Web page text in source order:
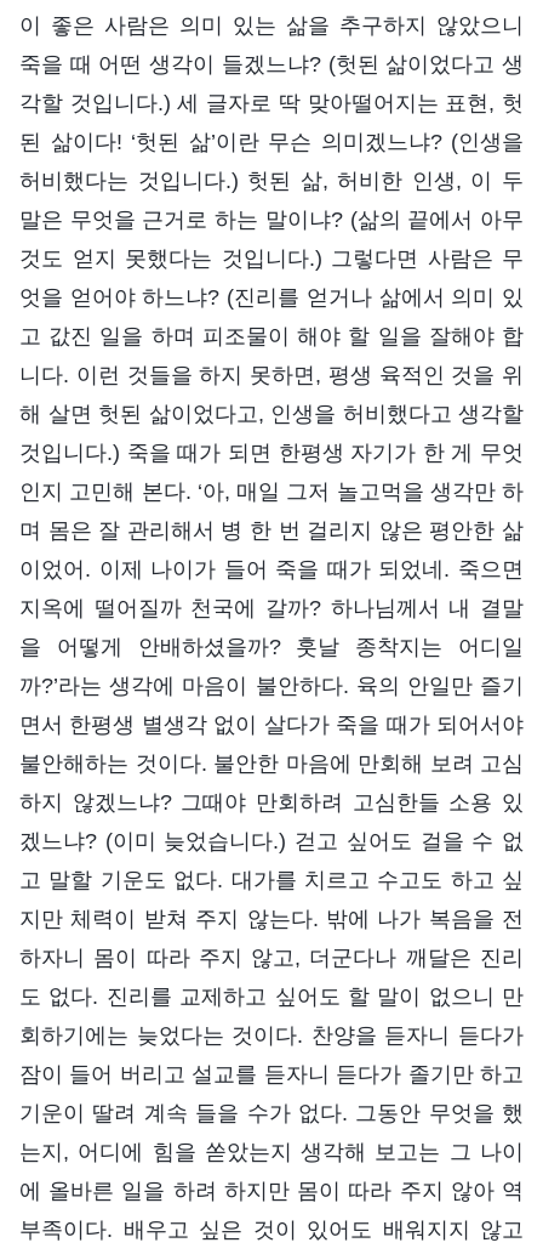
이 좋은 사람은 의미 있는 삶을 추구하지 않았으니
죽을 때 어떤 생각이 들겠느냐? (헛된 삶이었다고 생
각할 것입니다.) 세 글자로 딱 맞아떨어지는 표현, 헛
된 삶이다! ‘헛된 삶’이란 무슨 의미겠느냐? (인생을
허비했다는 것입니다.) 헛된 삶, 허비한 인생, 이 두
말은 무엇을 근거로 하는 말이냐? (삶의 끝에서 아무
것도 얻지 못했다는 것입니다.) 그렇다면 사람은 무
엇을 얻어야 하느냐? (진리를 얻거나 삶에서 의미 있
고 값진 일을 하며 피조물이 해야 할 일을 잘해야 합
니다. 이런 것들을 하지 못하면, 평생 육적인 것을 위
해 살면 헛된 삶이었다고, 인생을 허비했다고 생각할
것입니다.) 죽을 때가 되면 한평생 자기가 한 게 무엇
인지 고민해 본다. ‘아, 매일 그저 놀고먹을 생각만 하
며 몸은 잘 관리해서 병 한 번 걸리지 않은 평안한 삶
이었어. 이제 나이가 들어 죽을 때가 되었네. 죽으면
지옥에 떨어질까 천국에 갈까? 하나님께서 내 결말
을 어떻게 안배하셨을까? 훗날 종착지는 어디일
까?’라는 생각에 마음이 불안하다. 육의 안일만 즐기
면서 한평생 별생각 없이 살다가 죽을 때가 되어서야
불안해하는 것이다. 불안한 마음에 만회해 보려 고심
하지 않겠느냐? 그때야 만회하려 고심한들 소용 있
겠느냐? (이미 늦었습니다.) 걷고 싶어도 걸을 수 없
고 말할 기운도 없다. 대가를 치르고 수고도 하고 싶
지만 체력이 받쳐 주지 않는다. 밖에 나가 복음을 전
하자니 몸이 따라 주지 않고, 더군다나 깨달은 진리
도 없다. 진리를 교제하고 싶어도 할 말이 없으니 만
회하기에는 늦었다는 것이다. 찬양을 듣자니 듣다가
잠이 들어 버리고 설교를 듣자니 듣다가 졸기만 하고
기운이 딸려 계속 들을 수가 없다. 그동안 무엇을 했
는지, 어디에 힘을 쏟았는지 생각해 보고는 그 나이
에 올바른 일을 하려 하지만 몸이 따라 주지 않아 역
부족이다. 배우고 싶은 것이 있어도 배워지지 않고